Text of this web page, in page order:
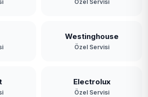
Özel Servisi
Westinghouse
Özel Servisi
Electrolux
Özel Servisi